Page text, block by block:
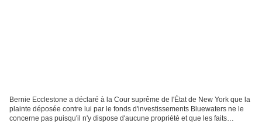
Bernie Ecclestone a déclaré à la Cour suprême de l'État de New York que la
plainte déposée contre lui par le fonds d'investissements Bluewaters ne le
concerne pas puisqu'il n'y dispose d'aucune propriété et que les faits